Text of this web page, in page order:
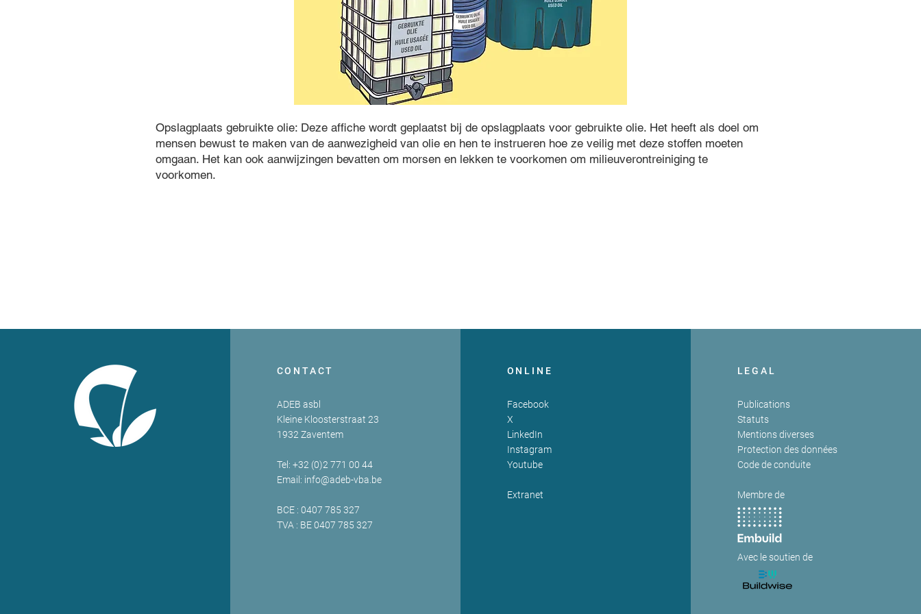
Opslagplaats gebruikte olie: Deze affiche wordt geplaatst bij de opslagplaats voor gebruikte olie. Het heeft als doel om
mensen bewust te maken van de aanwezigheid van olie en hen te instrueren hoe ze veilig met deze stoffen moeten
omgaan. Het kan ook aanwijzingen bevatten om morsen en lekken te voorkomen om milieuverontreiniging te
voorkomen.
CONTACT
ADEB asbl
Kleine Kloosterstraat 23
1932 Zaventem
Tel: +32 (0)2 771 00 44
Email: info@adeb-vba.be
BCE : 0407 785 327
TVA : BE 0407 785 327
ONLINE
Facebook
X
LinkedIn
Instagram
Youtube
Extranet
LEGAL
Publications
Statuts
Mentions diverses
Protection des données
Code de conduite
Membre de
Avec le soutien de